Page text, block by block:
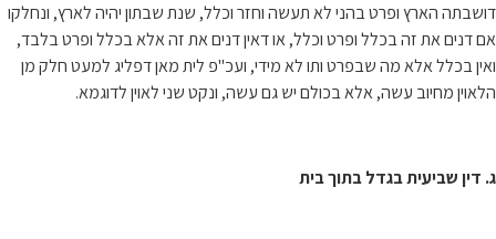
דושבתה הארץ ופרט בהני לא תעשה וחזר וכלל, שנת שבתון יהיה לארץ, ונחלקו
אם דנים את זה בכלל ופרט וכלל, או דאין דנים את זה אלא בכלל ופרט בלבד,
ואין בכלל אלא מה שבפרט ותו לא מידי, ועכ"פ לית מאן דפליג למעט חלק מן
הלאוין מחיוב עשה, אלא בכולם יש גם עשה, ונקט שני לאוין לדוגמא.
ג. דין שביעית בגדל בתוך בית